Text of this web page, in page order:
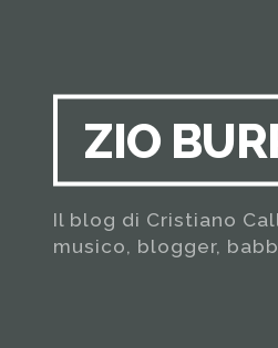
ZIO
Il blog di Cristiano
musico, blogger,